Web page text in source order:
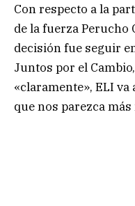
Con respecto a la
de la fuerza Perucho
decisión fue seguir
Juntos por el
«claramente», ELI
que nos parezca